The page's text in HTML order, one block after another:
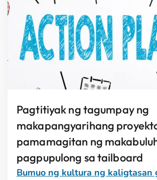
Pagtitiyak ng tagumpay ng
makapangyarihang
pamamagitan ng
pagpupulong sa tailboard
Bumuo ng kultura ng kaligtasan